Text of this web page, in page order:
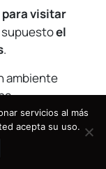
para visitar
supuestoel
.
ambiente
servicios al más
acepta su uso.